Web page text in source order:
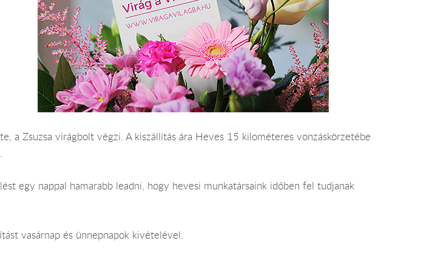
a Zsuzsa virágbolt végzi. A kiszállítás ára Heves 15 kilométeres vonzáskörzetébe
egy nappal hamarabb leadni, hogy hevesi munkatársaink időben fel tudjanak
vasárnap és ünnepnapok kivételével.